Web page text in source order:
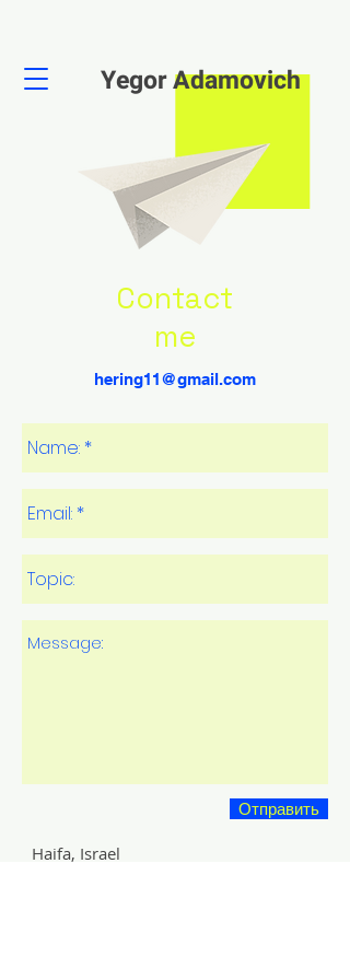
Yegor Adamovich
Contact
me
hering11@gmail.com
Отправить
Haifa, Israel